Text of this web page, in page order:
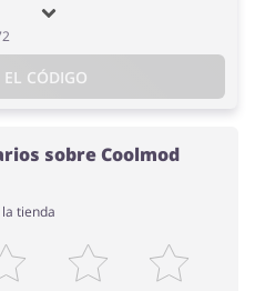
CÓDIGO
sobre Coolmod
tienda